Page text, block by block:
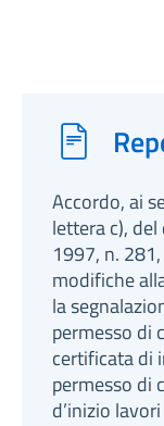
Accordo, ai
lettera c),
1997, n.
modifiche
la
permesso di
certificata di
permesso di
d’inizio